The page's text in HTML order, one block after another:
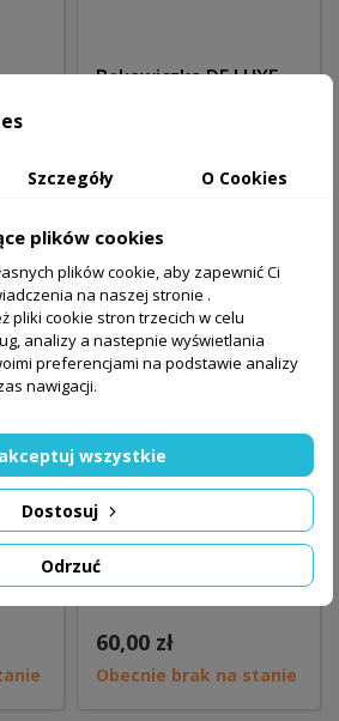
Rękawiczka DE LUXE
27,99 zł
Rękawiczka
PREDATOR LE "L/XL"
60,00 zł
Obecnie brak na stanie
Szczegóły O Cookies
plików cookies
plików cookie, aby zapewnić Ci
na naszej stronie .
pliki cookie stron trzecich w celu
analizy a nastepnie wyświetlania
preferencjami na podstawie analizy
nawigacji.
Odrzuć
Dostosuj
wszystkie